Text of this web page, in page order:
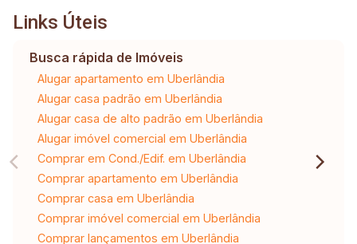
Links Úteis
Busca rápida de Imóveis
Alugar apartamento em Uberlândia
Alugar casa padrão em Uberlândia
Alugar casa de alto padrão em Uberlândia
Alugar imóvel comercial em Uberlândia
Comprar em Cond./Edif. em Uberlândia
Comprar apartamento em Uberlândia
Comprar casa em Uberlândia
Comprar imóvel comercial em Uberlândia
Comprar lançamentos em Uberlândia